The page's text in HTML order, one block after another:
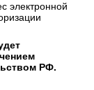
электронной
РФ.